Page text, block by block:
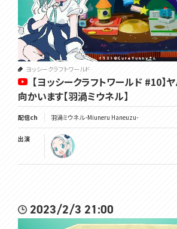
ヨッシークラフトワールド
【ヨッシークラフトワールド #10】
向かいます【羽渦ミウネル】
配信ch 羽渦ミウネル -Miuneru Haneuzu-
出演
2023/2/3 21:00